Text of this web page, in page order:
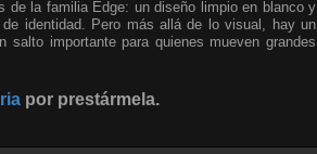
de la familia Edge: un diseño limpio en blanco y
identidad. Pero más allá de lo visual, hay un
salto importante para quienes mueven grandes
por prestármela.